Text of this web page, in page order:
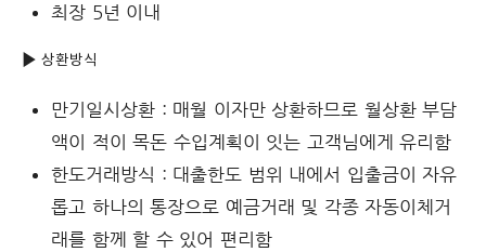
최장 5년 이내
▶ 상환방식
만기일시상환 : 매월 이자만 상환하므로 월상환 부담
액이 적이 목돈 수입계획이 잇는 고객님에게 유리함
한도거래방식 : 대출한도 범위 내에서 입출금이 자유
롭고 하나의 통장으로 예금거래 및 각종 자동이체거
래를 함께 할 수 있어 편리함